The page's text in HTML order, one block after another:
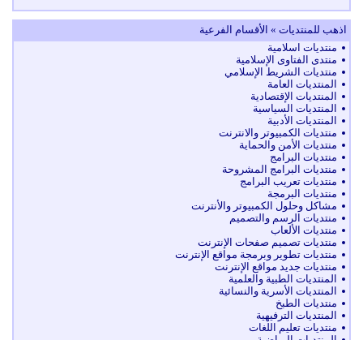
اذهب للمنتديات » الأقسام الفرعية
منتديات اسلامية
منتدى الفتاوى الإسلامية
منتديات الشريط الإسلامي
المنتديات العامة
المنتديات الإقتصادية
المنتديات السياسية
المنتديات الأدبية
منتديات الكمبيوتر والانترنت
منتديات الأمن والحماية
منتديات البرامج
منتديات البرامج المشروحة
منتديات تعريب البرامج
منتديات البرمجة
مشاكل وحلول الكمبيوتر والأنترنت
منتديات الرسم والتصميم
منتديات الألعاب
منتديات تصميم صفحات الإنترنت
منتديات تطوير وبرمجة مواقع الإنترنت
منتديات جديد مواقع الإنترنت
المنتديات الطبية والعلمية
المنتديات الأسرية والنسائية
منتديات الطبخ
المنتديات الترفيهية
منتديات تعليم اللغات